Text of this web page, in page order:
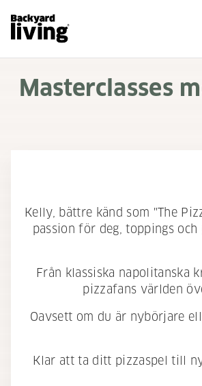
Masterclasses
Kelly, bättre känd som "The
passion för deg, toppings
Från klassiska napolitanska
pizzafans världen
Oavsett om du är nybörjare
Klar att ta ditt pizzaspel till